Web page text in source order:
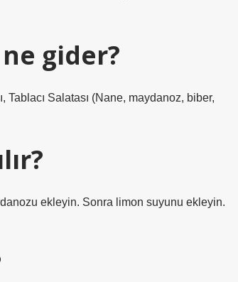
gider?
Tablacı Salatası (Nane, maydanoz, biber,
ekleyin. Sonra limon suyunu ekleyin.